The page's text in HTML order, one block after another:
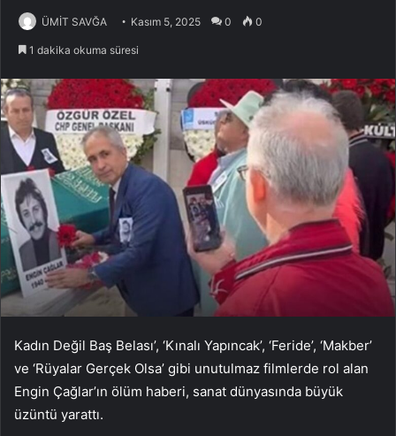
ÜMİT SAVĞA Kasım 5, 2025 0 0
1 dakika okuma süresi
Kadın Değil Baş Belası’, ‘Kınalı Yapıncak’, ‘Feride’, ‘Makber’
ve ‘Rüyalar Gerçek Olsa’ gibi unutulmaz filmlerde rol alan
Engin Çağlar’ın ölüm haberi, sanat dünyasında büyük
üzüntü yarattı.